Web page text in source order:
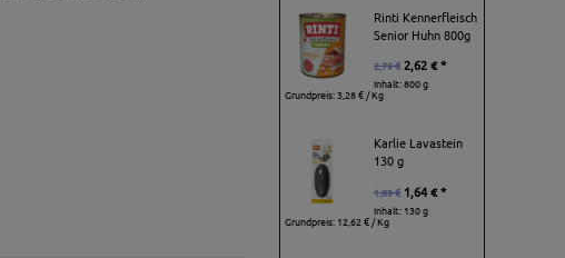
Rinti Kennerfleisch
Senior Huhn 800g
2,79 € 2,62 € *
Inhalt: 800 g
Grundpreis:3,28 € / Kg
Karlie Lavastein
130 g
1,89 € 1,64 € *
Inhalt: 130 g
Grundpreis: 12,62 € / Kg